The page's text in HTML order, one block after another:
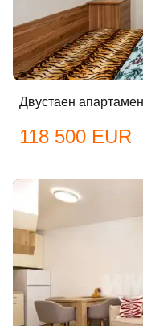
Двустаен
118 500 EUR